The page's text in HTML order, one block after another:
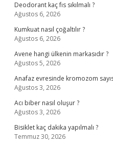
Deodorant kaç fıs sıkılmalı ?
Ağustos 6, 2026
Kumkuat nasıl çoğaltılır ?
Ağustos 6, 2026
Avene hangi ülkenin markasıdır ?
Ağustos 5, 2026
Anafaz evresinde kromozom
Ağustos 3, 2026
Acı biber nasıl oluşur ?
Ağustos 3, 2026
Bisiklet kaç dakika yapılmalı ?
Temmuz 30, 2026